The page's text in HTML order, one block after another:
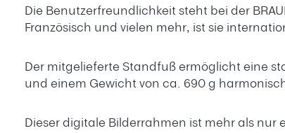
Die Benutzerfreundlichkeit steht bei der
Französisch und vielen mehr, ist sie
Der mitgelieferte Standfuß ermöglicht eine
und einem Gewicht von ca. 690 g
Dieser digitale Bilderrahmen ist mehr als nur